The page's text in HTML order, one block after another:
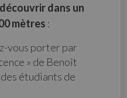
dans un
mètres :
vous porter par
» de Benoît
étudiants de